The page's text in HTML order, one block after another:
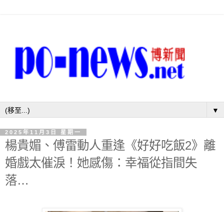
▼
2025年11月3日 星期一
楊貴媚、傅雷動人重逢《好好吃飯2》離
婚戲太催淚！她感傷：幸福從指間失
落…